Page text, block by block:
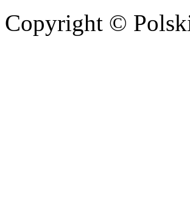
Copyright ©